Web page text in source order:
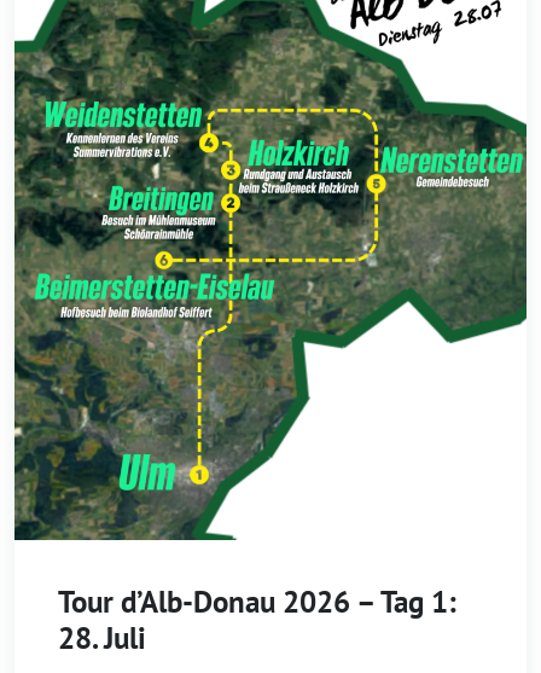
Tour d’Alb-Donau 2026 – Tag 1:
28. Juli